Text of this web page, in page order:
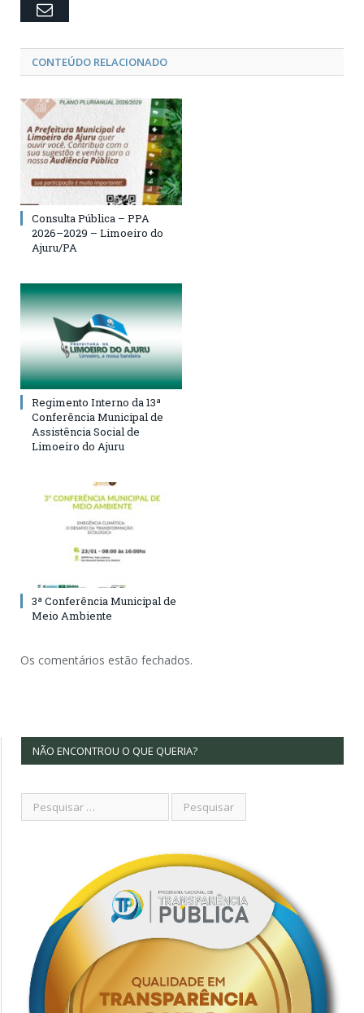
Email
CONTEÚDO RELACIONADO
Consulta Pública – PPA
2026–2029 – Limoeiro do
Ajuru/PA
Regimento Interno da 13ª
Conferência Municipal de
Assistência Social de
Limoeiro do Ajuru
3ª Conferência Municipal de
Meio Ambiente
Os comentários estão fechados.
NÃO ENCONTROU O QUE QUERIA?